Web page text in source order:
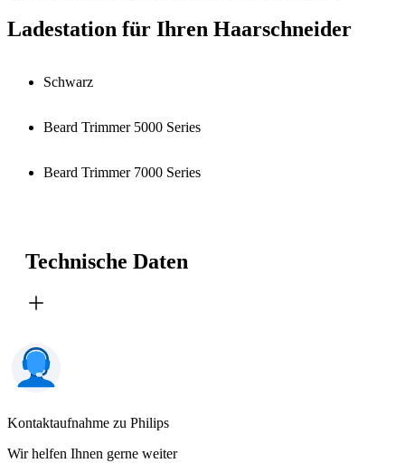
Ladestation für Ihren Haarschneider
Schwarz
Beard Trimmer 5000 Series
Beard Trimmer 7000 Series
Technische Daten
Kontaktaufnahme zu Philips
Wir helfen Ihnen gerne weiter